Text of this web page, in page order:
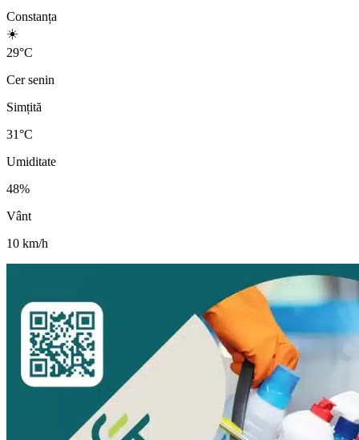
Constanța
☀️
29°C
Cer senin
Simțită
31°C
Umiditate
48%
Vânt
10 km/h